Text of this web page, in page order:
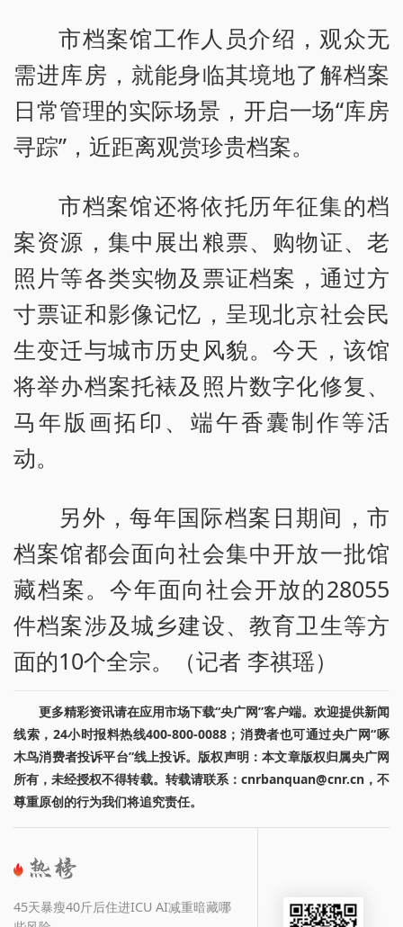
市档案馆工作人员介绍，观众无
需进库房，就能身临其境地了解档案
日常管理的实际场景，开启一场“库房
寻踪”，近距离观赏珍贵档案。
市档案馆还将依托历年征集的档
案资源，集中展出粮票、购物证、老
照片等各类实物及票证档案，通过方
寸票证和影像记忆，呈现北京社会民
生变迁与城市历史风貌。今天，该馆
将举办档案托裱及照片数字化修复、
马年版画拓印、端午香囊制作等活
动。
另外，每年国际档案日期间，市
档案馆都会面向社会集中开放一批馆
藏档案。今年面向社会开放的28055
件档案涉及城乡建设、教育卫生等方
面的10个全宗。（记者 李祺瑶）
更多精彩资讯请在应用市场下载“央广网”客户端。欢迎提供新闻
线索，24小时报料热线400-800-0088；消费者也可通过央广网“啄
木鸟消费者投诉平台”线上投诉。版权声明：本文章版权归属央广网
所有，未经授权不得转载。转载请联系：cnrbanquan@cnr.cn，不
尊重原创的行为我们将追究责任。
45天暴瘦40斤后住进ICU AI减重暗藏哪